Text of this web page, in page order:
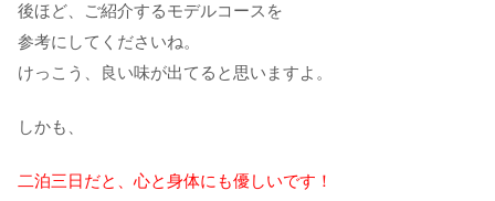
後ほど、ご紹介するモデルコースを
参考にしてくださいね。
けっこう、良い味が出てると思いますよ。
しかも、
二泊三日だと、心と身体にも優しいです！